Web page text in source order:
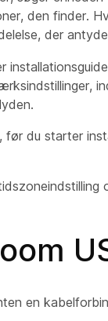
den finder.
der
du starter
en